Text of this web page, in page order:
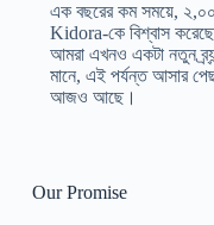
এক বছরের কম সময়ে,
Kidora-কে বিশ্বাস
আমরা এখনও একটা নতুন
মানে, এই পর্যন্ত আসার
আজও আছে।
Our Promise